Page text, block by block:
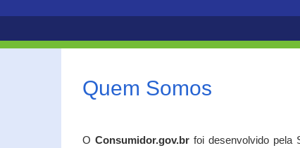
Quem Somos
OConsumidor.gov.br foi desenvolvido pela